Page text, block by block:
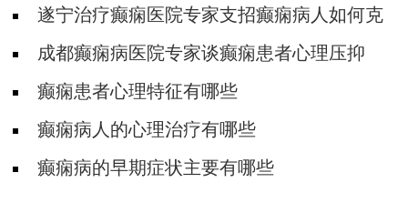
遂宁治疗癫痫医院专家支招癫痫病人如何克
服心理障碍
成都癫痫病医院专家谈癫痫患者心理压抑
癫痫患者心理特征有哪些
癫痫病人的心理治疗有哪些
癫痫病的早期症状主要有哪些